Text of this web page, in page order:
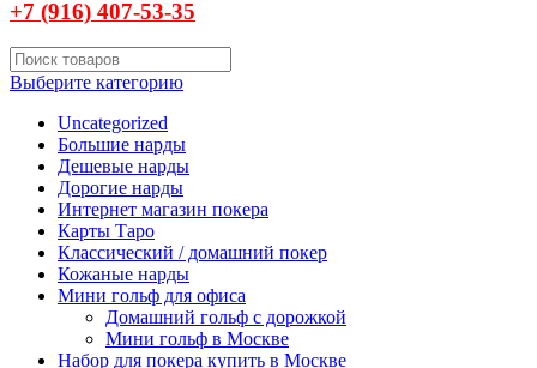
+7 (916) 407-53-35
Выберите категорию
Uncategorized
Большие нарды
Дешевые нарды
Дорогие нарды
Интернет магазин покера
Карты Таро
Классический / домашний покер
Кожаные нарды
Мини гольф для офиса
Домашний гольф с дорожкой
Мини гольф в Москве
Набор для покера купить в Москве